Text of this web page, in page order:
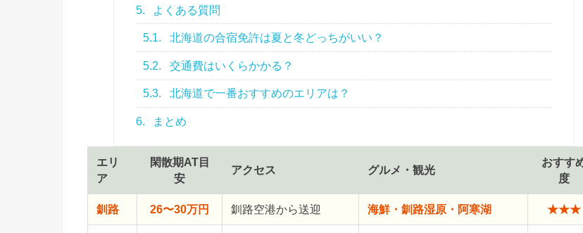
5. よくある質問
5.1. 北海道の合宿免許は夏と冬どっちがいい？
5.2. 交通費はいくらかかる？
5.3. 北海道で一番おすすめのエリアは？
6. まとめ
エリ
ア
閑散期AT目
安
アクセス グルメ・観光
おすす
度
釧路 26〜30万円 釧路空港から送迎 海鮮・釧路湿原・阿寒湖 ★★★